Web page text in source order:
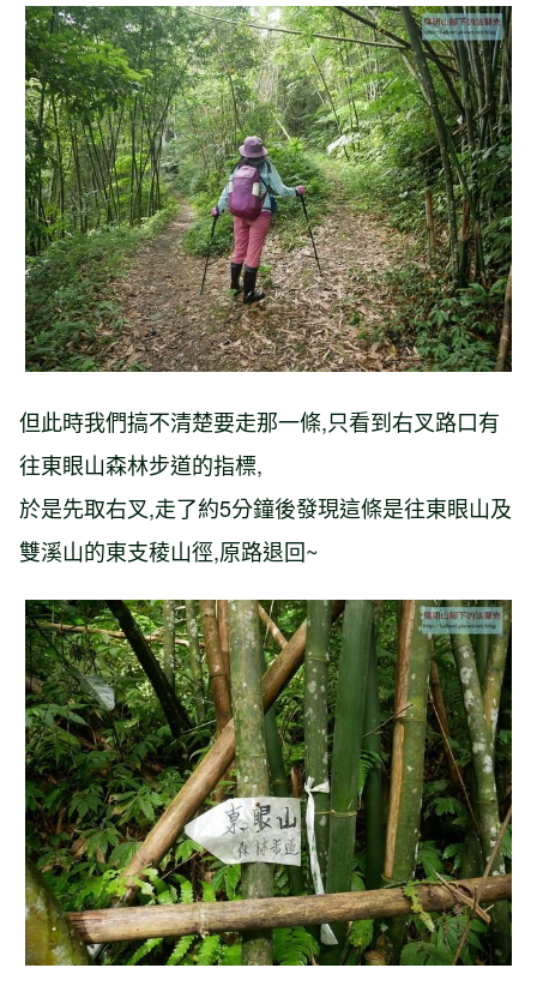
但此時我們搞不清楚要走那一條,只看到右叉路口有
往東眼山森林步道的指標,
於是先取右叉,走了約5分鐘後發現這條是往東眼山及
雙溪山的東支稜山徑,原路退回~